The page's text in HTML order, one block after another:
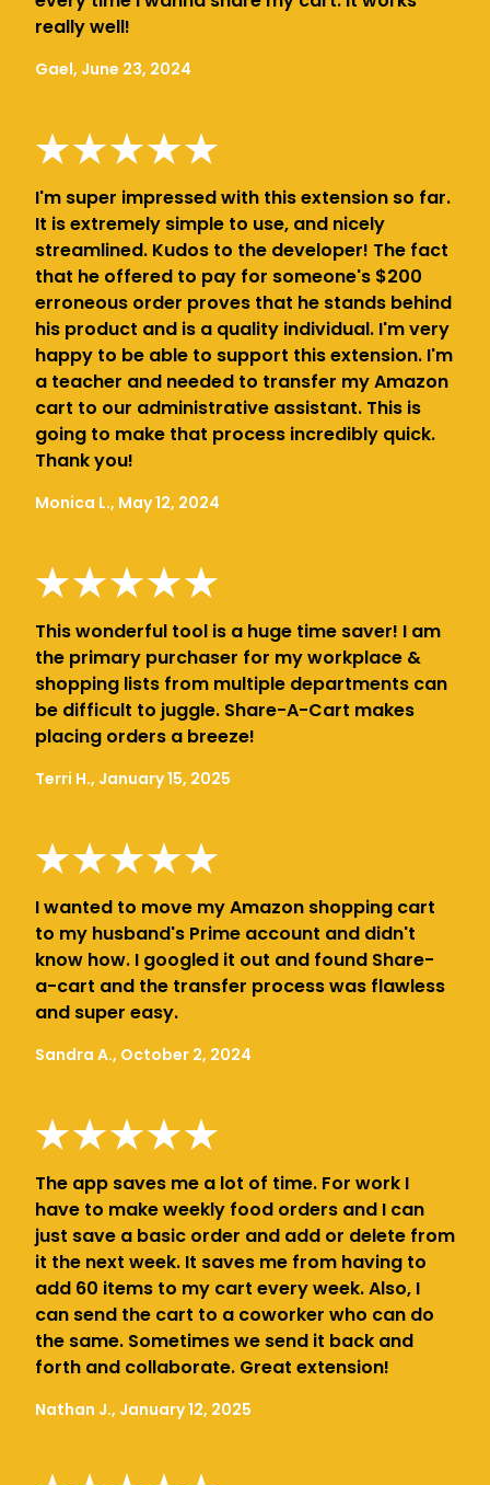
really well!
Gael, June 23, 2024
I'm super impressed with this extension so far.
It is extremely simple to use, and nicely
streamlined. Kudos to the developer! The fact
that he offered to pay for someone's $200
erroneous order proves that he stands behind
his product and is a quality individual. I'm very
happy to be able to support this extension. I'm
a teacher and needed to transfer my Amazon
cart to our administrative assistant. This is
going to make that process incredibly quick.
Thank you!
Monica L., May 12, 2024
This wonderful tool is a huge time saver! I am
the primary purchaser for my workplace &
shopping lists from multiple departments can
be difficult to juggle. Share-A-Cart makes
placing orders a breeze!
Terri H., January 15, 2025
I wanted to move my Amazon shopping cart
to my husband's Prime account and didn't
know how. I googled it out and found Share-
a-cart and the transfer process was flawless
and super easy.
Sandra A., October 2, 2024
The app saves me a lot of time. For work I
have to make weekly food orders and I can
just save a basic order and add or delete from
it the next week. It saves me from having to
add 60 items to my cart every week. Also, I
can send the cart to a coworker who can do
the same. Sometimes we send it back and
forth and collaborate. Great extension!
Nathan J., January 12, 2025